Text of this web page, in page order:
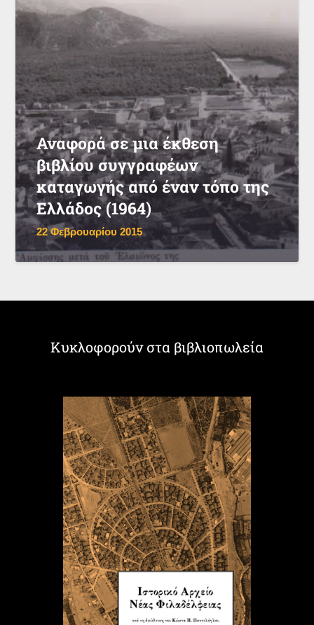
Αναφορά σε μια έκθεση
βιβλίου συγγραφέων
καταγωγής από έναν τόπο της
Ελλάδος (1964)
22 Φεβρουαρίου 2015
Κυκλοφορούν στα βιβλιοπωλεία